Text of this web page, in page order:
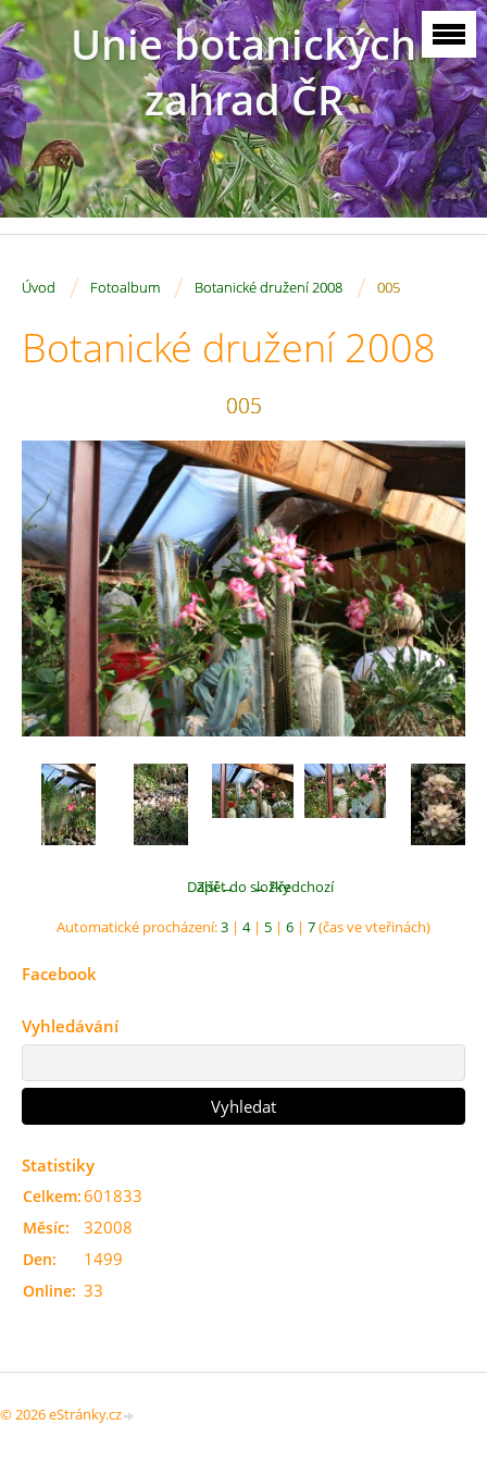
Unie botanických
zahrad ČR
Úvod / Fotoalbum / Botanické družení 2008 / 005
Botanické družení 2008
005
← Předchozí
Další →
Zpět do složky
Automatické procházení:3 | 4| 5 | 6 | 7(čas ve vteřinách)
Facebook
Vyhledávání
Statistiky
Online: 33
Celkem:601833
Měsíc: 32008
Den: 1499
© 2026 eStránky.cz